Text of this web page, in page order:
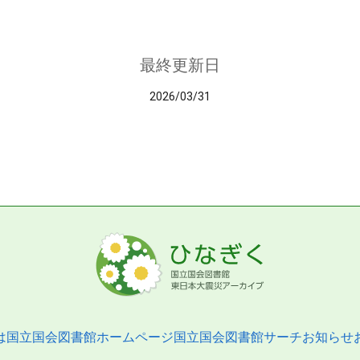
最終更新日
2026/03/31
国立国会図書館ホームページ国立国会図書館サーチお知らせ